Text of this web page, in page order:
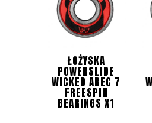
ŁOŻYSKA
POWERSLIDE
WICKED ABEC 7
FREESPIN
BEARINGS X1